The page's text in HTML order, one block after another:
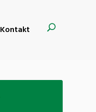
Kontakt